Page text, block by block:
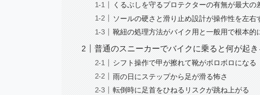
くるぶしを守るプロテクターの有無が最大の
ソールの硬さと滑り止め設計が操作性を左右
靴紐の処理方法がバイク用と一般用で根本的
普通のスニーカーでバイクに乗ると何が起き
シフト操作で甲が擦れて靴がボロボロになる
雨の日にステップから足が滑る怖さ
転倒時に足首をひねるリスクが跳ね上がる